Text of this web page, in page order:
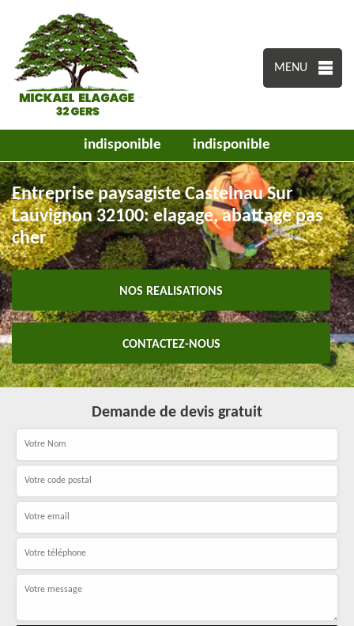
MENU
indisponible indisponible
Entreprise paysagiste Castelnau Sur
Lauvignon 32100: elagage, abattage pas
cher
NOS REALISATIONS
CONTACTEZ-NOUS
Demande de devis gratuit